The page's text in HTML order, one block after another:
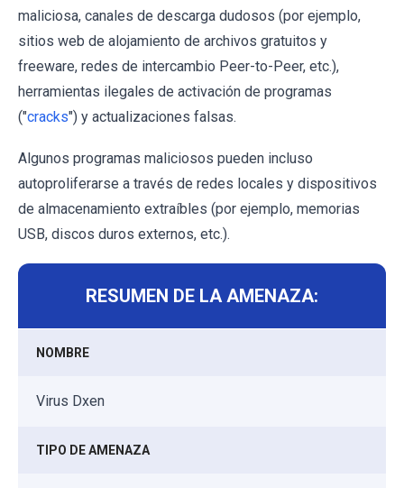
maliciosa, canales de descarga dudosos (por ejemplo,
sitios web de alojamiento de archivos gratuitos y
freeware, redes de intercambio Peer-to-Peer, etc.),
herramientas ilegales de activación de programas
("cracks") y actualizaciones falsas.
Algunos programas maliciosos pueden incluso
autoproliferarse a través de redes locales y dispositivos
de almacenamiento extraíbles (por ejemplo, memorias
USB, discos duros externos, etc.).
RESUMEN DE LA AMENAZA:
NOMBRE
Virus Dxen
TIPO DE AMENAZA